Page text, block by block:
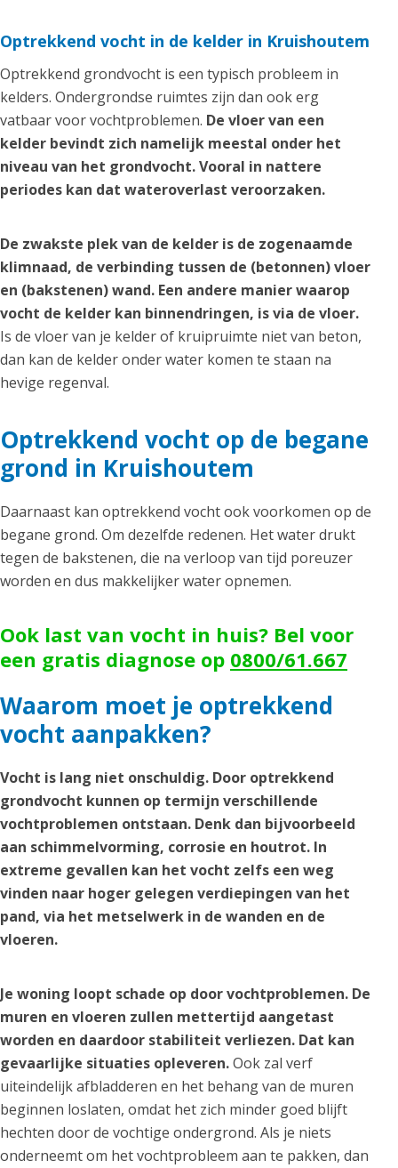
Optrekkend vocht in de kelder in Kruishoutem
Optrekkend grondvocht is een typisch probleem in
kelders. Ondergrondse ruimtes zijn dan ook erg
vatbaar voor vochtproblemen. De vloer van een
kelder bevindt zich namelijk meestal onder het
niveau van het grondvocht. Vooral in nattere
periodes kan dat wateroverlast veroorzaken.
De zwakste plek van de kelder is de zogenaamde
klimnaad, de verbinding tussen de (betonnen) vloer
en (bakstenen) wand. Een andere manier waarop
vocht de kelder kan binnendringen, is via de vloer.
Is de vloer van je kelder of kruipruimte niet van beton,
dan kan de kelder onder water komen te staan na
hevige regenval.
Optrekkend vocht op de begane
grond in Kruishoutem
Daarnaast kan optrekkend vocht ook voorkomen op de
begane grond. Om dezelfde redenen. Het water drukt
tegen de bakstenen, die na verloop van tijd poreuzer
worden en dus makkelijker water opnemen.
Ook last van vocht in huis? Bel voor
een gratis diagnose op 0800/61.667
Waarom moet je optrekkend
vocht aanpakken?
Vocht is lang niet onschuldig. Door optrekkend
grondvocht kunnen op termijn verschillende
vochtproblemen ontstaan. Denk dan bijvoorbeeld
aan schimmelvorming, corrosie en houtrot. In
extreme gevallen kan het vocht zelfs een weg
vinden naar hoger gelegen verdiepingen van het
pand, via het metselwerk in de wanden en de
vloeren.
Je woning loopt schade op door vochtproblemen. De
muren en vloeren zullen mettertijd aangetast
worden en daardoor stabiliteit verliezen. Dat kan
gevaarlijke situaties opleveren.Ook zal verf
uiteindelijk afbladderen en het behang van de muren
beginnen loslaten, omdat het zich minder goed blijft
hechten door de vochtige ondergrond. Als je niets
onderneemt om het vochtprobleem aan te pakken, dan